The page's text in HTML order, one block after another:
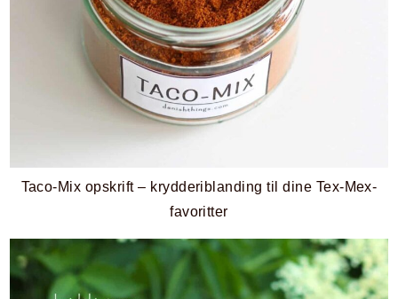
Taco-Mix opskrift – krydderiblanding til dine Tex-Mex-
favoritter